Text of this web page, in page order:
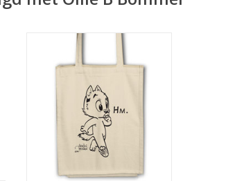
Portret en de meest bekende
quote van de Jonge Vriend van
Heer Olivier Bommel op naturel